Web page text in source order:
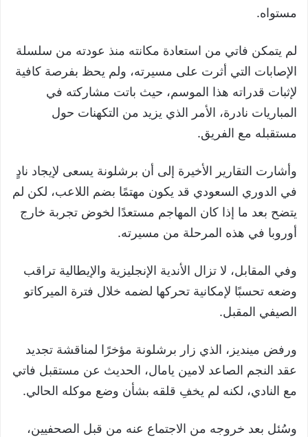
مستواه.
لم يتمكن فاتي من استعادة مكانته منذ عودته من سلسلة
الإصابات التي أثرت على مسيرته، ولم يحظ بفرصة كافية
لإثبات قدراته هذا الموسم، حيث باتت مشاركته في
المباريات نادرة، الأمر الذي يزيد من التكهنات حول
مستقبله مع الفريق.
وأشارت التقارير الأخيرة إلى أن برشلونة يسعى لإيجاد نادٍ
في الدوري السعودي قد يكون مهتمًا بضم اللاعب، لكن لم
يتضح بعد ما إذا كان المهاجم مستعدًا لخوض تجربة خارج
أوروبا في هذه المرحلة من مسيرته.
وفي المقابل، لا تزال الأندية الإنجليزية والإيطالية تراقب
وضعه تحسبًا لإمكانية تحركها لضمه خلال فترة الميركاتو
الصيفي المقبل.
ورفض مينديز، الذي زار برشلونة مؤخرًا لمناقشة تجديد
عقد النجم الصاعد لامين يامال، الحديث عن مستقبل فاتي
مع النادي، لكنه لم يخفِ قلقه بشأن وضع موكله الحالي.
وسُئل بعد خروجه من الاجتماع عنه من قبل الصحفيين،